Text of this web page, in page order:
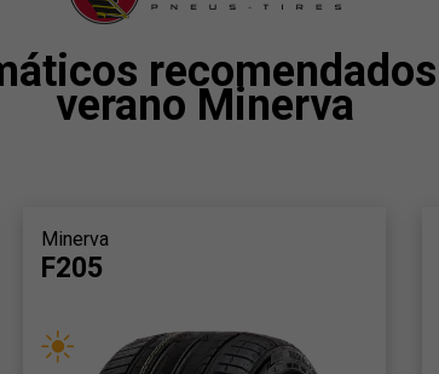
verano Minerva
Minerva
F205